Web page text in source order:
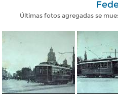
Últimas fotos agregadas se